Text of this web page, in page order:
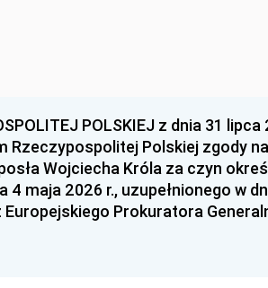
POLSKIEJ z dnia 31 lipca
Rzeczypospolitej Polskiej zgody
Wojciecha Króla za czyn
4 maja 2026 r., uzupełnionego w
Prokuratora